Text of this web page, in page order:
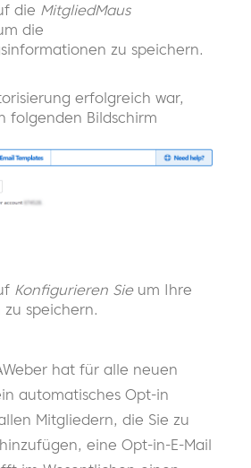
die MitgliedMaus
die
zu speichern.
erfolgreich war,
folgenden Bildschirm
Konfigurieren Sie um Ihre
zu speichern.
hat für alle neuen
automatisches Opt-in
Mitgliedern, die Sie zu
eine Opt-in-E-Mail